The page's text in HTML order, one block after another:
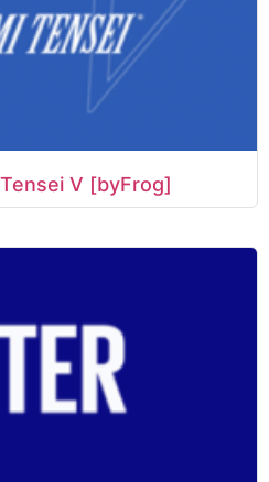
V [byFrog]